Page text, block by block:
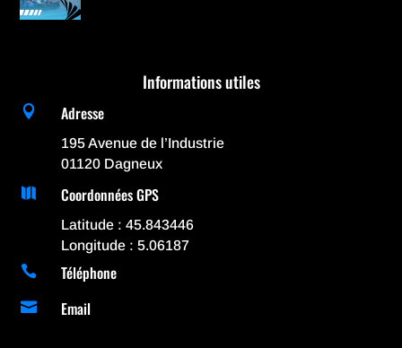
Informations utiles
 Adresse
195 Avenue de l’Industrie
01120 Dagneux
 Coordonnées GPS
Latitude : 45.843446
Longitude : 5.06187
 Téléphone
 Email